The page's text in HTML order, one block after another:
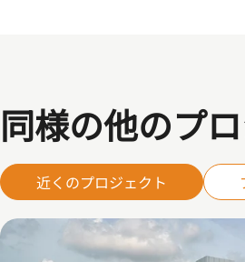
同様の他のプ
近くのプロジェクト